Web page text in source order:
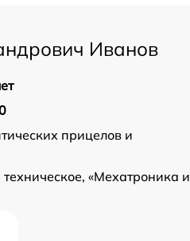
Иванов
прицелов и
«Мехатроника и